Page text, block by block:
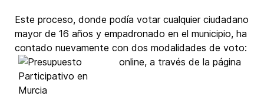
Este proceso, donde podía votar cualquier ciudadano
mayor de 16 años y empadronado en el municipio, ha
contado nuevamente con dos modalidades de voto:
online, a través de la página